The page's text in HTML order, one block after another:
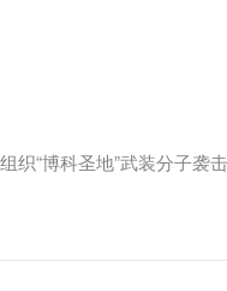
织“博科圣地”武装分子袭